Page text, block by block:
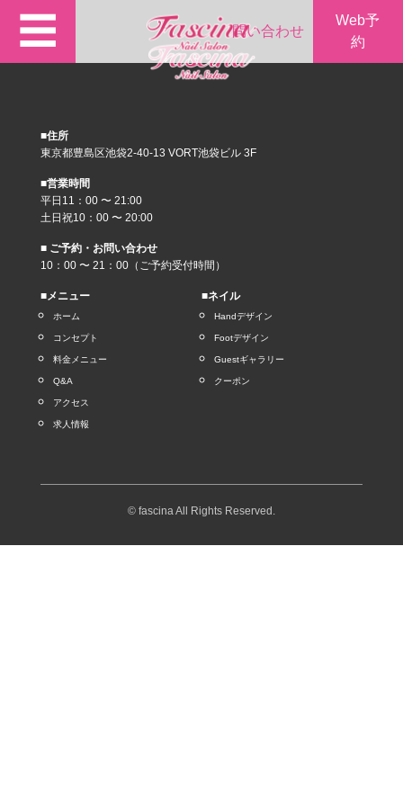
☰ 問い合わせ
Web予
約
■住所
東京都豊島区池袋2-40-13 VORT池袋ビル 3F
■営業時間
平日11：00 〜 21:00
土日祝10：00 〜 20:00
■ ご予約・お問い合わせ
10：00 〜 21：00（ご予約受付時間）
■メニュー
ホーム
コンセプト
料金メニュー
Q&A
アクセス
求人情報
■ネイル
Handデザイン
Footデザイン
Guestギャラリー
クーポン
© fascina All Rights Reserved.